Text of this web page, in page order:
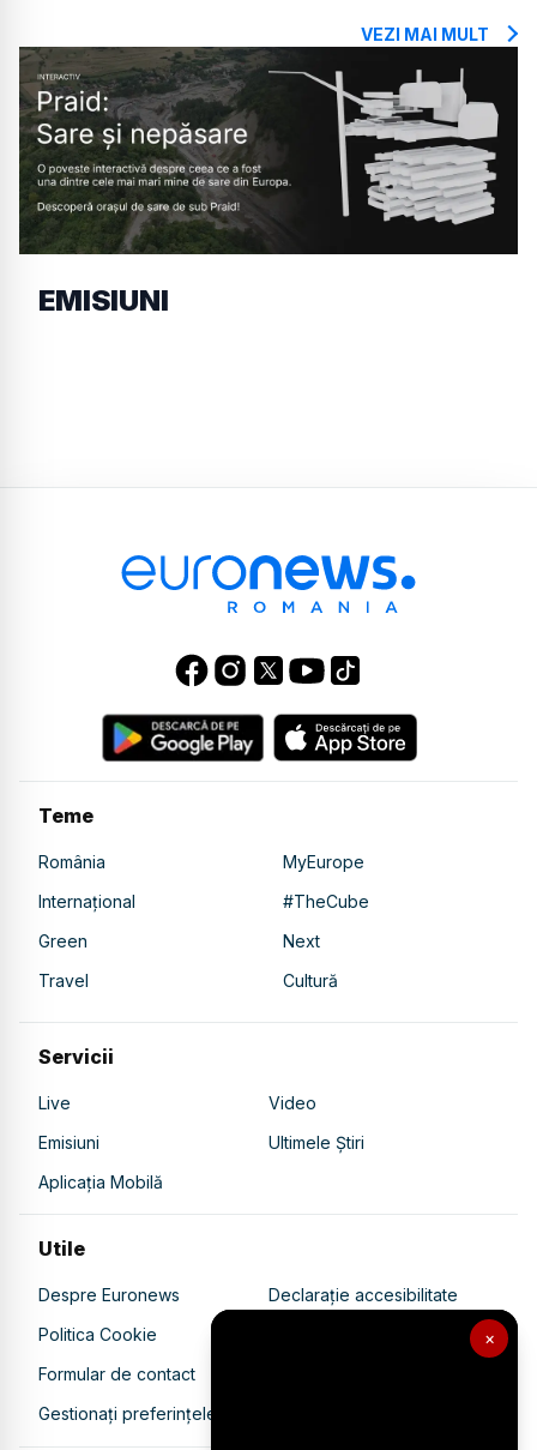
×
VEZI MAI MULT
EMISIUNI
Teme
România
MyEurope
Internațional
#TheCube
Green
Next
Travel
Cultură
Servicii
Live
Video
Emisiuni
Ultimele Știri
Aplicația Mobilă
Utile
Despre Euronews
Declarație accesibilitate
Politica Cookie
Politica de confidențialitate
Formular de contact
Gestionați preferințele